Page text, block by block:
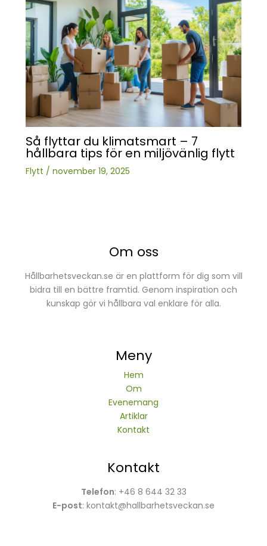
Så flyttar du klimatsmart – 7
hållbara tips för en miljövänlig flytt
Flytt / november 19, 2025
Om oss
Hållbarhetsveckan.se är en plattform för dig som vill
bidra till en bättre framtid. Genom inspiration och
kunskap gör vi hållbara val enklare för alla.
Meny
Hem
Om
Evenemang
Artiklar
Kontakt
Kontakt
Telefon: +46 8 644 32 33
E-post: kontakt@hallbarhetsveckan.se